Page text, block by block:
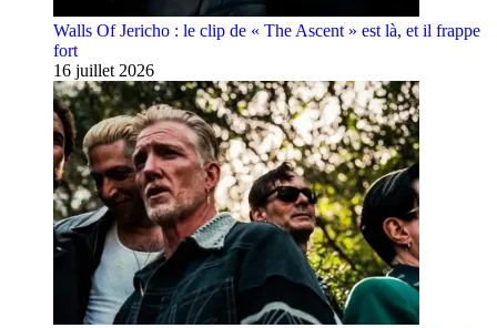
Walls Of Jericho : le clip de « The Ascent » est là, et il frappe
fort
16 juillet 2026